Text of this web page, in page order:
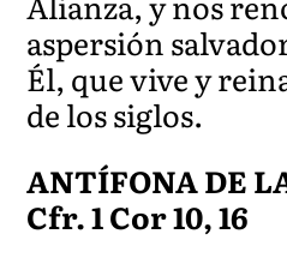
aspersión
Él, que vive y
de los siglos.
ANTÍFONA DE
Cfr. 1 Cor 10, 16